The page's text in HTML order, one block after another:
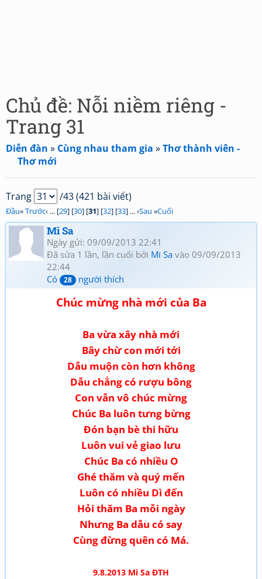
Chủ đề: Nỗi niềm riêng -
Trang 31
Diễn đàn » Cùng nhau tham gia »Thơ thành viên -
Thơ mới
Trang /43 (421 bài viết)
Đầu«Trước‹ ... [29] [30] [31] [32] [33] ... ›Sau »Cuối
Mi Sa
Ngày gửi: 09/09/2013 22:41
Đã sửa 1 lần, lần cuối bởi Mi Sa vào 09/09/2013
22:44
Có
28 người thích
Chúc mừng nhà mới của Ba
Ba vừa xây nhà mới
Bây chừ con mới tới
Dẫu muộn còn hơn không
Dẫu chẳng có rượu bông
Con vẫn vô chúc mừng
Chúc Ba luôn tưng bừng
Đón bạn bè thi hữu
Luôn vui vẻ giao lưu
Chúc Ba có nhiều O
Ghé thăm và quý mến
Luôn có nhiều Dì đến
Hỏi thăm Ba mỗi ngày
Nhưng Ba dẫu có say
Cùng đừng quên có Má.
9.8.2013 Mi Sa ĐTH